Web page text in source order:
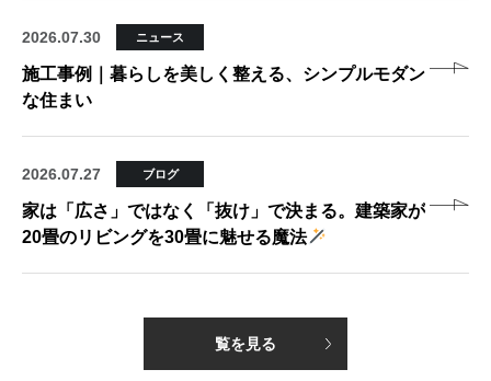
2026.07.30 ニュース
施工事例｜暮らしを美しく整える、シンプルモダン
な住まい
2026.07.27 ブログ
家は「広さ」ではなく「抜け」で決まる。建築家が
20畳のリビングを30畳に魅せる魔法
覧を見る